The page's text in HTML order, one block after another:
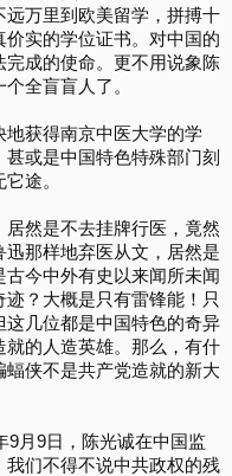
万里到欧美留学，拼搏十
实的学位证书。对中国的
成的使命。更不用说象陈
全盲盲人了。
获得南京中医大学的学
或是中国特色特殊部门刻
途。
然是不去挂牌行医，竟然
那样地弃医从文，居然是
今中外有史以来闻所未闻
？大概是只有雷锋能！只
几位都是中国特色的奇异
就的人造英雄。那么，有什
侠不是共产党造就的新大
9月9日，陈光诚在中国监
们不得不说中共政权的残